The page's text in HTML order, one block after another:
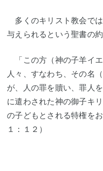
多くのキリスト教会で
与えられるという聖書の
「この方（神の子羊イ
人々、すなわち、その名
が、人の罪を贖い、罪人
に遣わされた神の御子キ
の子どもとされる特権を
１：１２）